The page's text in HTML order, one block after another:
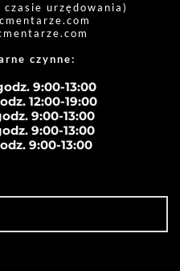
urzędowania)
czynne:
9:00-13:00
godz. 12:00-19:00
godz. 9:00-13:00
9:00-13:00
9:00-13:00